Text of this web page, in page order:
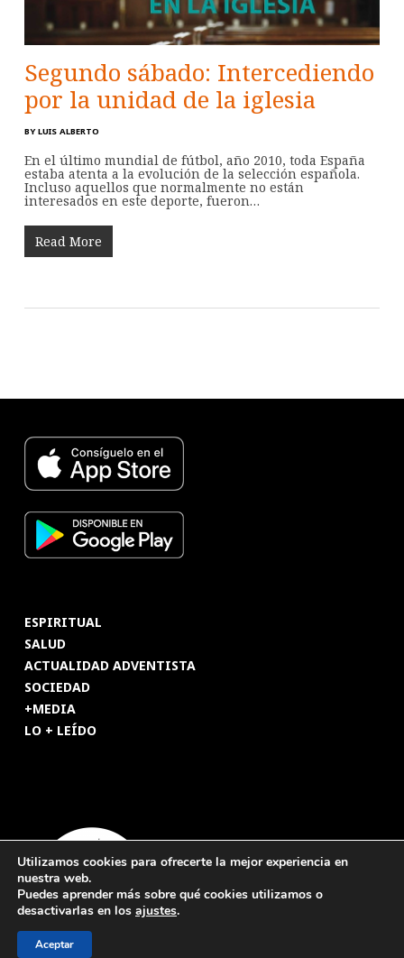
Segundo sábado: Intercediendo
por la unidad de la iglesia
BY LUIS ALBERTO
En el último mundial de fútbol, año 2010, toda España
estaba atenta a la evolución de la selección española.
Incluso aquellos que normalmente no están
interesados en este deporte, fueron…
Read More
ESPIRITUAL
SALUD
ACTUALIDAD ADVENTISTA
SOCIEDAD
+MEDIA
LO + LEÍDO
Utilizamos cookies para ofrecerte la mejor experiencia en
nuestra web.
Puedes aprender más sobre qué cookies utilizamos o
desactivarlas en los ajustes.
Aceptar